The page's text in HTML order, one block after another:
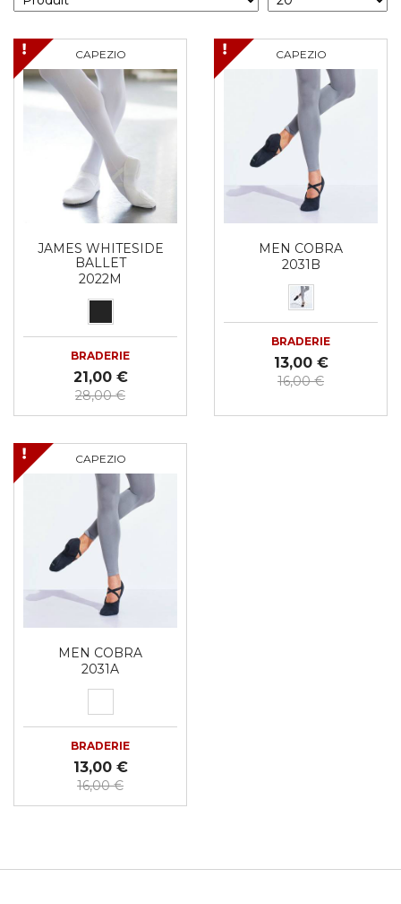
CAPEZIO
JAMES WHITESIDE
BALLET
2022M
BRADERIE
21,00 €
28,00 €
CAPEZIO
MEN COBRA
2031B
BRADERIE
13,00 €
16,00 €
CAPEZIO
MEN COBRA
2031A
BRADERIE
13,00 €
16,00 €